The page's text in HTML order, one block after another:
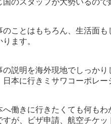
国のスタッフが大勢いるので
のことはもちろん、生活面
ります。
の説明を海外現地でしっか
日本に行きミサワコーポレー
へ働きに行きたくても何も
すが、ビザ申請、航空チケ